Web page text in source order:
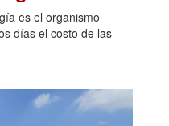
es el organismo
días el costo de las